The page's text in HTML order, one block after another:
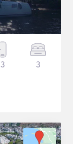
3 3